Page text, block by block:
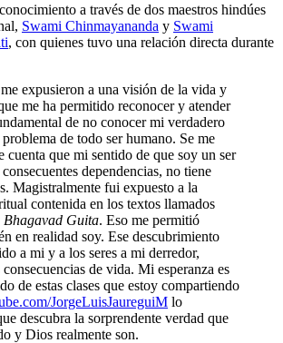
a través de dos maestros hindúes
Swami Chinmayananda y Swami
, con quienes tuvo una relación directa durante
expusieron a una visión de la vida y
me ha permitido reconocer y atender
de no conocer mi verdadero
problema de todo ser humano. Se me
cuenta que mi sentido de que soy un ser
dependencias, no tiene
Magistralmente fui expuesto a la
contenida en los textos llamados
Bhagavad Guita. Eso me permitió
en realidad soy. Ese descubrimiento
a mi y a los seres a mi derredor,
de vida. Mi esperanza es
de estas clases que estoy compartiendo
JorgeLuisJaureguiM lo
descubra la sorprendente verdad que
y Dios realmente son.